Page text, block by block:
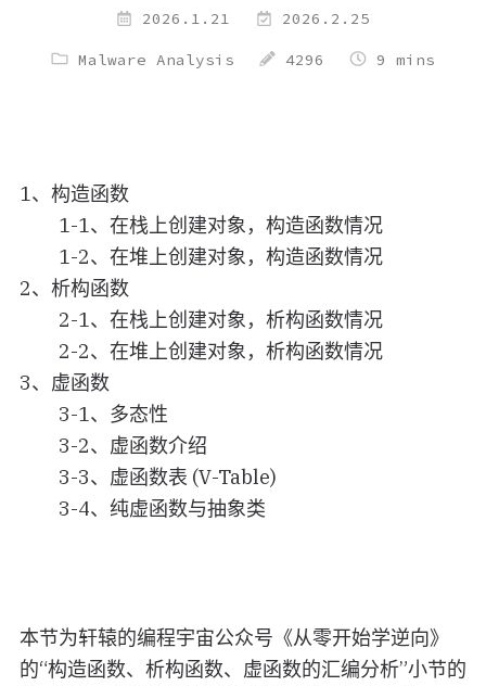
2026.1.21 2026.2.25
Malware Analysis 4296 9 mins
1、构造函数
1-1、在栈上创建对象，构造函数情况
1-2、在堆上创建对象，构造函数情况
2、析构函数
2-1、在栈上创建对象，析构函数情况
2-2、在堆上创建对象，析构函数情况
3、虚函数
3-1、多态性
3-2、虚函数介绍
3-3、虚函数表 (V-Table)
3-4、纯虚函数与抽象类
本节为轩辕的编程宇宙公众号《从零开始学逆向》
的“构造函数、析构函数、虚函数的汇编分析”小节的